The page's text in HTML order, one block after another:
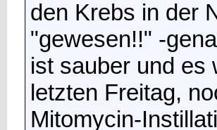
den Krebs in der
"gewesen!!" -
ist sauber und es
letzten Freitag,
Mitomycin-